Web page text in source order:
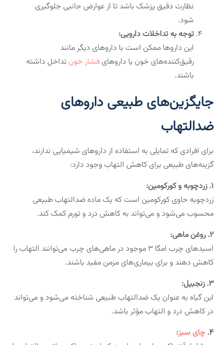
نظارت دقیق پزشک باشد تا از عوارض جانبی جلوگیری
شود.
توجه به تداخلات دارویی:
این داروها ممکن است با داروهای دیگر مانند
رقیق‌کننده‌های خون یا داروهای فشار خون تداخل داشته
باشند.
جایگزین‌های طبیعی داروهای
ضدالتهاب
برای افرادی که تمایلی به استفاده از داروهای شیمیایی ندارند،
گزینه‌های طبیعی برای کاهش التهاب وجود دارد:
۱. زردچوبه و کورکومین:
زردچوبه حاوی کورکومین است که یک ماده ضدالتهاب طبیعی
محسوب می‌شود و می‌تواند به کاهش درد و تورم کمک کند.
۲. روغن ماهی:
اسیدهای چرب امگا ۳ موجود در ماهی‌های چرب می‌توانند التهاب را
کاهش دهند و برای بیماری‌های مزمن مفید باشند.
۳. زنجبیل:
این گیاه به عنوان یک ضدالتهاب طبیعی شناخته می‌شود و می‌تواند
در کاهش درد و التهاب مؤثر باشد.
۴. چای سبز: